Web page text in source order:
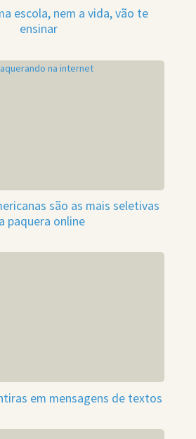
escola, nem a vida, vão te
ensinar
são as mais seletivas
paquera online
em mensagens de textos